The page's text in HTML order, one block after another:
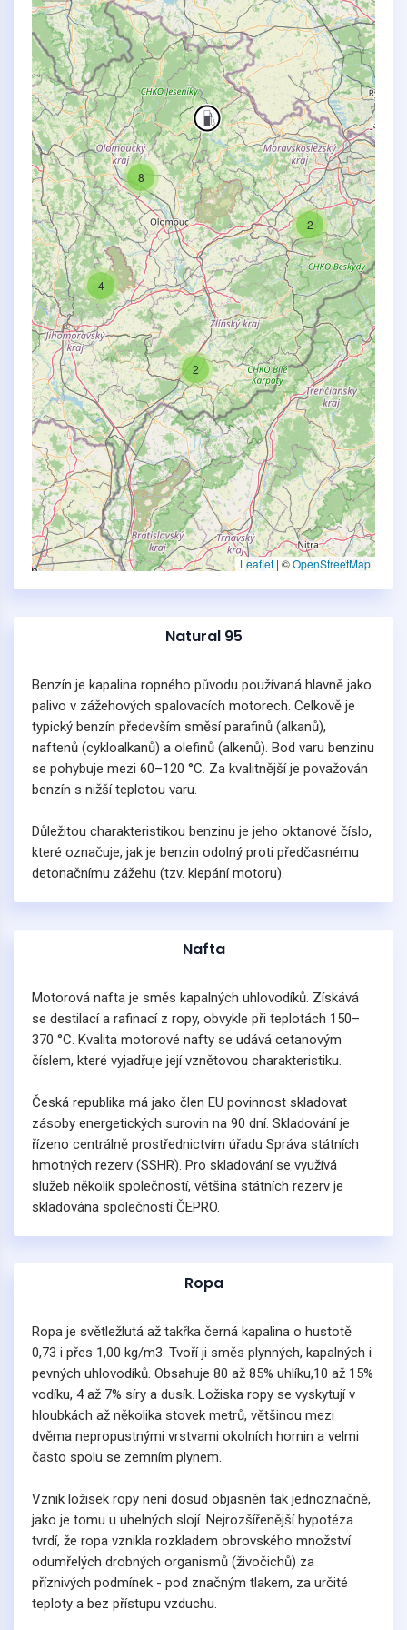
2
2
4
8
Leaflet | ©OpenStreetMap
Natural 95
Benzín je kapalina ropného původu používaná hlavně jako
palivo v zážehových spalovacích motorech. Celkově je
typický benzín především směsí parafinů (alkanů),
naftenů (cykloalkanů) a olefinů (alkenů). Bod varu benzinu
se pohybuje mezi 60–120 °C. Za kvalitnější je považován
benzín s nižší teplotou varu.
Důležitou charakteristikou benzinu je jeho oktanové číslo,
které označuje, jak je benzin odolný proti předčasnému
detonačnímu zážehu (tzv. klepání motoru).
Nafta
Motorová nafta je směs kapalných uhlovodíků. Získává
se destilací a rafinací z ropy, obvykle při teplotách 150–
370 °C. Kvalita motorové nafty se udává cetanovým
číslem, které vyjadřuje její vznětovou charakteristiku.
Česká republika má jako člen EU povinnost skladovat
zásoby energetických surovin na 90 dní. Skladování je
řízeno centrálně prostřednictvím úřadu Správa státních
hmotných rezerv (SSHR). Pro skladování se využívá
služeb několik společností, většina státních rezerv je
skladována společností ČEPRO.
Ropa
Ropa je světležlutá až takřka černá kapalina o hustotě
0,73 i přes 1,00 kg/m3. Tvoří ji směs plynných, kapalných i
pevných uhlovodíků. Obsahuje 80 až 85% uhlíku,10 až 15%
vodíku, 4 až 7% síry a dusík. Ložiska ropy se vyskytují v
hloubkách až několika stovek metrů, většinou mezi
dvěma nepropustnými vrstvami okolních hornin a velmi
často spolu se zemním plynem.
Vznik ložisek ropy není dosud objasněn tak jednoznačně,
jako je tomu u uhelných slojí. Nejrozšířenější hypotéza
tvrdí, že ropa vznikla rozkladem obrovského množství
odumřelých drobných organismů (živočichů) za
příznivých podmínek - pod značným tlakem, za určité
teploty a bez přístupu vzduchu.